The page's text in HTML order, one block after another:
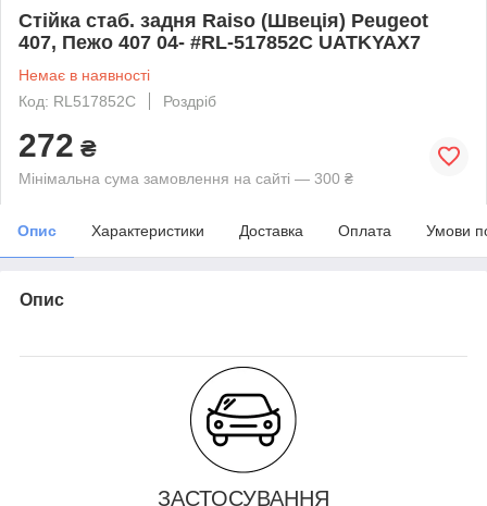
Стійка стаб. задня Raiso (Швеція) Peugeot
407, Пежо 407 04- #RL-517852C UATKYAX7
Немає в наявності
Код: RL517852C
Роздріб
272 ₴
Мінімальна сума замовлення на сайті — 300 ₴
Опис Характеристики Доставка Оплата Умови
Опис
ЗАСТОСУВАННЯ